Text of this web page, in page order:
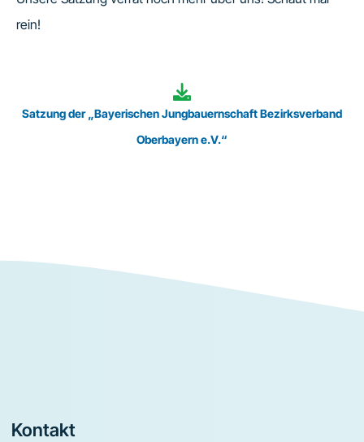
rein!
Satzung der „Bayerischen Jungbauernschaft Bezirksverband
Oberbayern e.V.“
Footer
Kontakt